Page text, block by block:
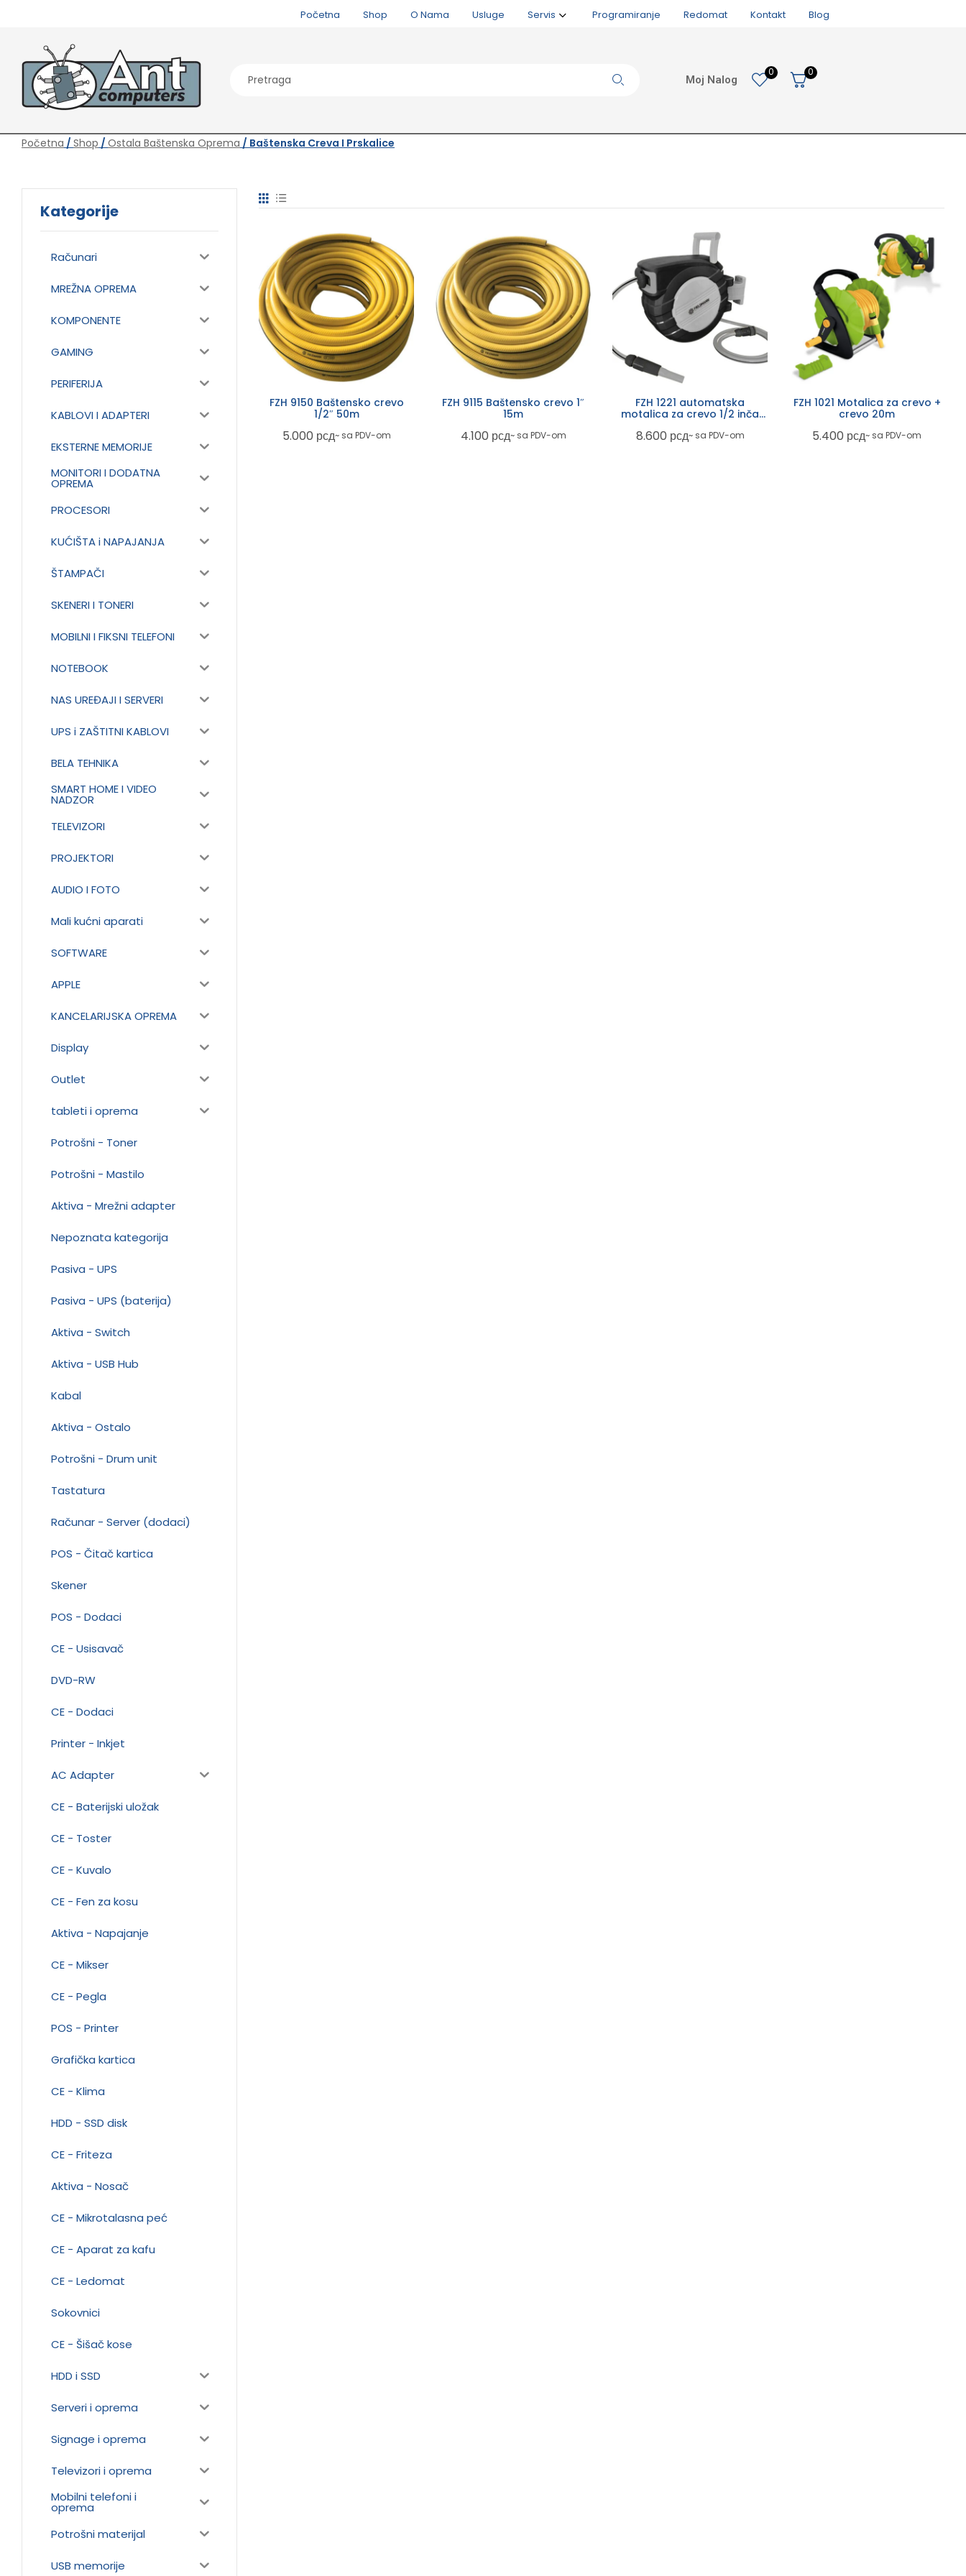
Početna Shop O Nama Usluge Servis Programiranje Redomat Kontakt Blog
Moj Nalog
0 0
Početna / Shop / Ostala Baštenska Oprema / Baštenska Creva I Prskalice
FZH 9150 Baštensko crevo
1/2″ 50m
5.000 рсд~ sa PDV-om
FZH 9115 Baštensko crevo 1″
15m
4.100 рсд~ sa PDV-om
FZH 1221 automatska
motalica za crevo 1/2 inča
8.600 рсд~ sa PDV-om
FZH 1021 Motalica za crevo +
crevo 20m
5.400 рсд~ sa PDV-om
Kategorije
Računari
MREŽNA OPREMA
KOMPONENTE
GAMING
PERIFERIJA
KABLOVI I ADAPTERI
EKSTERNE MEMORIJE
MONITORI I DODATNA
OPREMA
PROCESORI
KUĆIŠTA i NAPAJANJA
ŠTAMPAČI
SKENERI I TONERI
MOBILNI I FIKSNI TELEFONI
NOTEBOOK
NAS UREĐAJI I SERVERI
UPS i ZAŠTITNI KABLOVI
BELA TEHNIKA
SMART HOME I VIDEO
NADZOR
TELEVIZORI
PROJEKTORI
AUDIO I FOTO
Mali kućni aparati
SOFTWARE
APPLE
KANCELARIJSKA OPREMA
Display
Outlet
tableti i oprema
Potrošni - Toner
Potrošni - Mastilo
Aktiva - Mrežni adapter
Nepoznata kategorija
Pasiva - UPS
Pasiva - UPS (baterija)
Aktiva - Switch
Aktiva - USB Hub
Kabal
Aktiva - Ostalo
Potrošni - Drum unit
Tastatura
Računar - Server (dodaci)
POS - Čitač kartica
Skener
POS - Dodaci
CE - Usisavač
DVD-RW
CE - Dodaci
Printer - Inkjet
AC Adapter
CE - Baterijski uložak
CE - Toster
CE - Kuvalo
CE - Fen za kosu
Aktiva - Napajanje
CE - Mikser
CE - Pegla
POS - Printer
Grafička kartica
CE - Klima
HDD - SSD disk
CE - Friteza
Aktiva - Nosač
CE - Mikrotalasna peć
CE - Aparat za kafu
CE - Ledomat
Sokovnici
CE - Šišač kose
HDD i SSD
Serveri i oprema
Signage i oprema
Televizori i oprema
Mobilni telefoni i
oprema
Potrošni materijal
USB memorije